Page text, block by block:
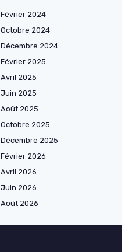
Février 2024
Octobre 2024
Décembre 2024
Février 2025
Avril 2025
Juin 2025
Août 2025
Octobre 2025
Décembre 2025
Février 2026
Avril 2026
Juin 2026
Août 2026